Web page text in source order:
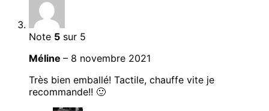
Note 5 sur 5
Méline – 8 novembre 2021
Très bien emballé! Tactile, chauffe vite je
recommande!! 🙂